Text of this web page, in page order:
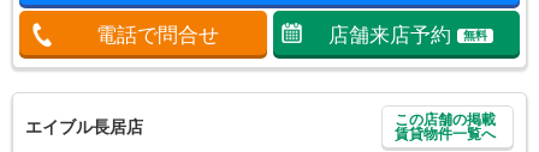
電話で問合せ 店舗来店予約 無料
エイブル長居店
この店舗の掲載
賃貸物件一覧へ